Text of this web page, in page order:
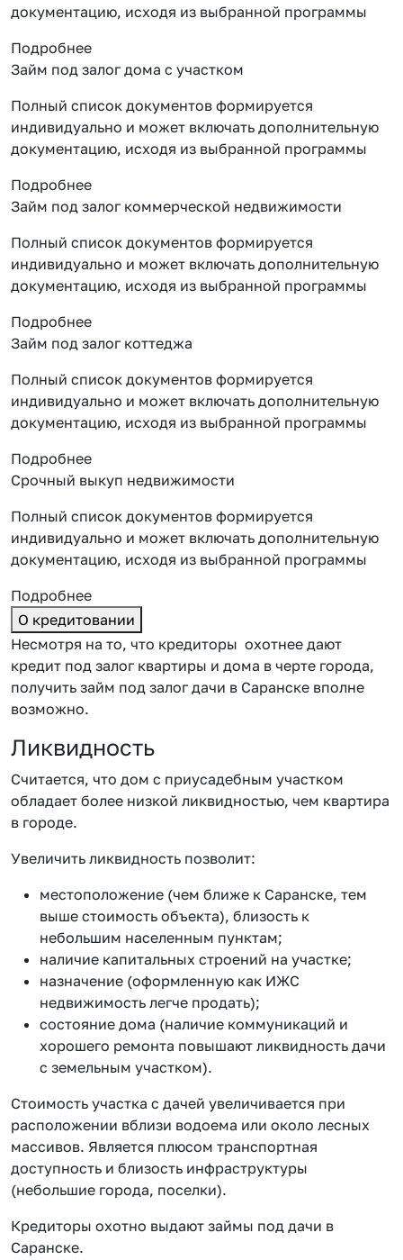
документацию, исходя из выбранной программы
Подробнее
Займ под залог дома с участком
Полный список документов формируется
индивидуально и может включать дополнительную
документацию, исходя из выбранной программы
Подробнее
Займ под залог коммерческой недвижимости
Полный список документов формируется
индивидуально и может включать дополнительную
документацию, исходя из выбранной программы
Подробнее
Займ под залог коттеджа
Полный список документов формируется
индивидуально и может включать дополнительную
документацию, исходя из выбранной программы
Подробнее
Срочный выкуп недвижимости
Полный список документов формируется
индивидуально и может включать дополнительную
документацию, исходя из выбранной программы
Подробнее
О кредитовании
Несмотря на то, что кредиторы охотнее дают
кредит под залог квартиры и дома в черте города,
получить займ под залог дачи в Саранске вполне
возможно.
Ликвидность
Считается, что дом с приусадебным участком
обладает более низкой ликвидностью, чем квартира
в городе.
Увеличить ликвидность позволит:
местоположение (чем ближе к Саранске, тем
выше стоимость объекта), близость к
небольшим населенным пунктам;
наличие капитальных строений на участке;
назначение (оформленную как ИЖС
недвижимость легче продать);
состояние дома (наличие коммуникаций и
хорошего ремонта повышают ликвидность дачи
с земельным участком).
Стоимость участка с дачей увеличивается при
расположении вблизи водоема или около лесных
массивов. Является плюсом транспортная
доступность и близость инфраструктуры
(небольшие города, поселки).
Кредиторы охотно выдают займы под дачи в
Саранске.